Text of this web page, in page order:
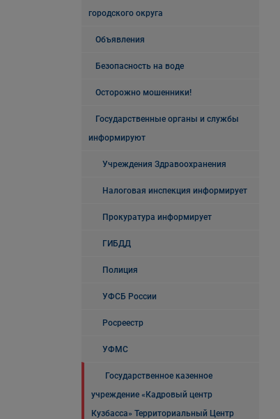
городского округа
Объявления
Безопасность на воде
Осторожно мошенники!
Государственные органы и службы
информируют
Учреждения Здравоохранения
Налоговая инспекция информирует
Прокуратура информирует
ГИБДД
Полиция
УФСБ России
Росреестр
УФМС
Государственное казенное
учреждение «Кадровый центр
Кузбасса» Территориальный Центр